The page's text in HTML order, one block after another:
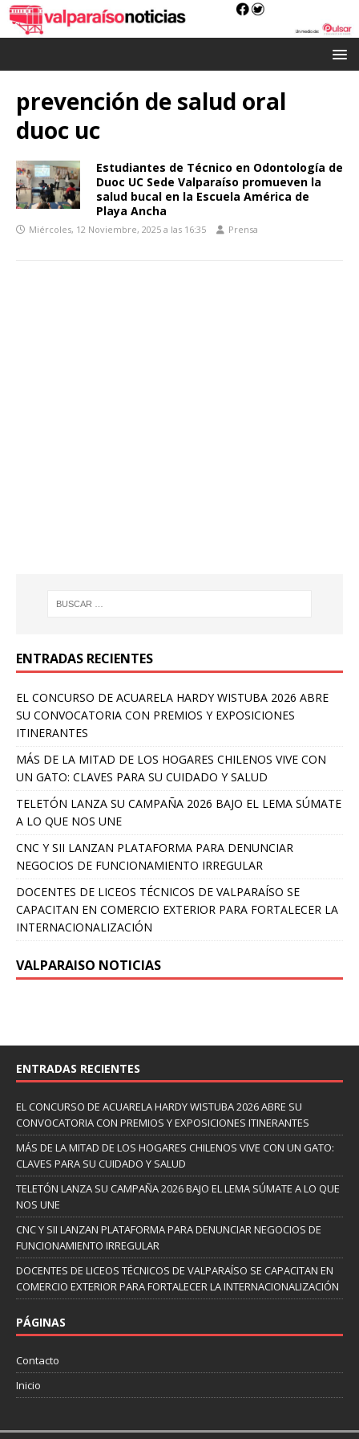
prevención de salud oral
duoc uc
Estudiantes de Técnico en Odontología de
Duoc UC Sede Valparaíso promueven la
salud bucal en la Escuela América de
Playa Ancha
Miércoles, 12 Noviembre, 2025 a las 16:35 Prensa
ENTRADAS RECIENTES
EL CONCURSO DE ACUARELA HARDY WISTUBA 2026 ABRE
SU CONVOCATORIA CON PREMIOS Y EXPOSICIONES
ITINERANTES
MÁS DE LA MITAD DE LOS HOGARES CHILENOS VIVE CON
UN GATO: CLAVES PARA SU CUIDADO Y SALUD
TELETÓN LANZA SU CAMPAÑA 2026 BAJO EL LEMA SÚMATE
A LO QUE NOS UNE
CNC Y SII LANZAN PLATAFORMA PARA DENUNCIAR
NEGOCIOS DE FUNCIONAMIENTO IRREGULAR
DOCENTES DE LICEOS TÉCNICOS DE VALPARAÍSO SE
CAPACITAN EN COMERCIO EXTERIOR PARA FORTALECER LA
INTERNACIONALIZACIÓN
VALPARAISO NOTICIAS
ENTRADAS RECIENTES
EL CONCURSO DE ACUARELA HARDY WISTUBA 2026 ABRE SU
CONVOCATORIA CON PREMIOS Y EXPOSICIONES ITINERANTES
MÁS DE LA MITAD DE LOS HOGARES CHILENOS VIVE CON UN GATO:
CLAVES PARA SU CUIDADO Y SALUD
TELETÓN LANZA SU CAMPAÑA 2026 BAJO EL LEMA SÚMATE A LO QUE
NOS UNE
CNC Y SII LANZAN PLATAFORMA PARA DENUNCIAR NEGOCIOS DE
FUNCIONAMIENTO IRREGULAR
DOCENTES DE LICEOS TÉCNICOS DE VALPARAÍSO SE CAPACITAN EN
COMERCIO EXTERIOR PARA FORTALECER LA INTERNACIONALIZACIÓN
PÁGINAS
Contacto
Inicio